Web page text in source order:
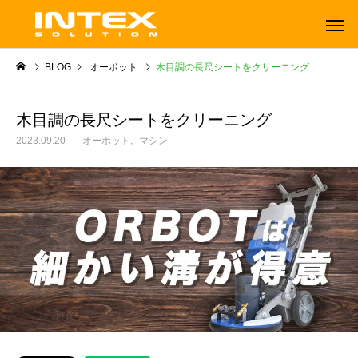
ORBOT TENNANT
BLOG オーボット 木目調の長尺シートをクリーニング
木目調の長尺シートをクリーニング
2023.09.20 オーボット マシン